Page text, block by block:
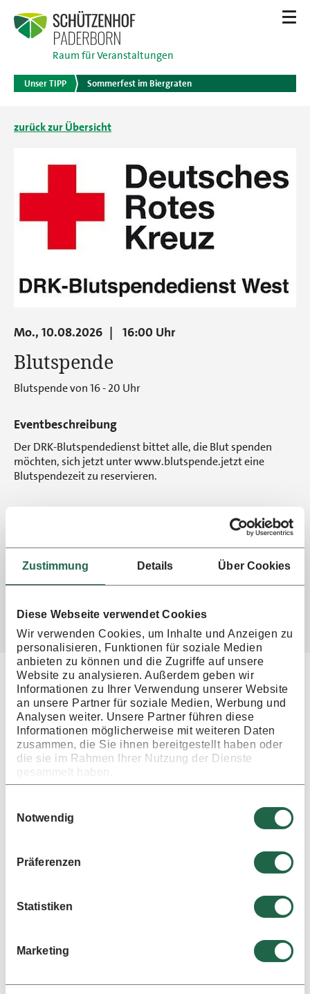
Zustimmung Details Über Cookies
Diese Webseite verwendet Cookies
Wir verwenden Cookies, um Inhalte und Anzeigen zu
personalisieren, Funktionen für soziale Medien
anbieten zu können und die Zugriffe auf unsere
Website zu analysieren. Außerdem geben wir
Informationen zu Ihrer Verwendung unserer Website
an unsere Partner für soziale Medien, Werbung und
Analysen weiter. Unsere Partner führen diese
Informationen möglicherweise mit weiteren Daten
zusammen, die Sie ihnen bereitgestellt haben oder
die sie im Rahmen Ihrer Nutzung der Dienste
gesammelt haben.
Notwendig
Präferenzen
Statistiken
Marketing
Raum für Veranstaltungen
Unser TIPP Sommerfest im Biergraten
zurück zur Übersicht
Mo., 10.08.2026 16:00 Uhr
Blutspende
Blutspende von 16 - 20 Uhr
Eventbeschreibung
Der DRK-Blutspendedienst bittet alle, die Blut spenden
möchten, sich jetzt unter www.blutspende.jetzt eine
Blutspendezeit zu reservieren.
DRK Blutspendedienst Ostwestfalen-Lippe Zentrum für
zurück zur Übersicht
Ähnliche Veranstaltungen
Eddi & Friends Tour 2026
01. Okt. 2026
19:30 Uhr
Infos und Tickets